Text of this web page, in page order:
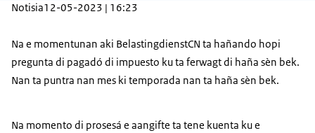
Notisia12-05-2023 | 16:23
Na e momentunan aki BelastingdienstCN ta hañando hopi
pregunta di pagadó di impuesto ku ta ferwagt di haña sèn bek.
Nan ta puntra nan mes ki temporada nan ta haña sèn bek.
Na momento di prosesá e aangifte ta tene kuenta ku e